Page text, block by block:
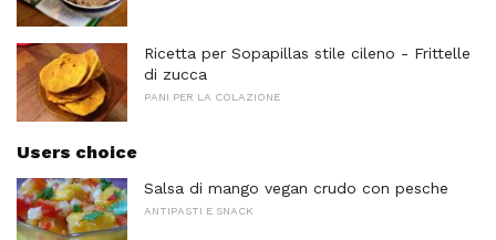
Ricetta per Sopapillas stile cileno - Frittelle
di zucca
PANI PER LA COLAZIONE
Users choice
Salsa di mango vegan crudo con pesche
ANTIPASTI E SNACK